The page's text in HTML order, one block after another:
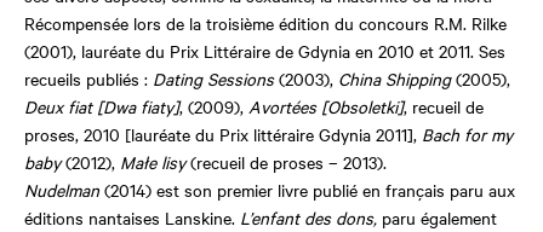
Récompensée lors de la troisième édition du concours R.M. Rilke
(2001), lauréate du Prix Littéraire de Gdynia en 2010 et 2011. Ses
recueils publiés : Dating Sessions(2003), China Shipping(2005),
Deux fiat [Dwa fiaty], (2009), Avortées [Obsoletki], recueil de
proses, 2010 [lauréate du Prix littéraire Gdynia 2011], Bach for my
baby(2012), Małe lisy(recueil de proses – 2013).
Nudelman (2014) est son premier livre publié en français paru aux
éditions nantaises Lanskine. L’enfant des dons, paru également